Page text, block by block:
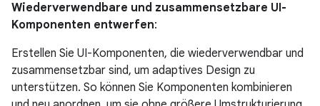
Wiederverwendbare und zusammensetzbare UI-
Komponenten entwerfen:
Erstellen Sie UI-Komponenten, die wiederverwendbar und
zusammensetzbar sind, um adaptives Design zu
unterstützen. So können Sie Komponenten kombinieren